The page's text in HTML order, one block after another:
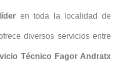
líder en toda la localidad de
diversos servicios entre
Técnico Fagor Andratx